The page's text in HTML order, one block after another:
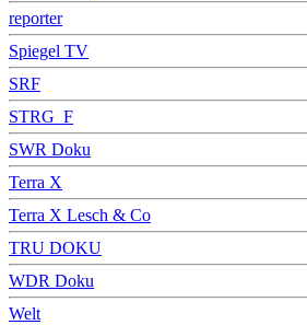
reporter
Spiegel TV
SRF
STRG_F
SWR Doku
Terra X
Terra X Lesch & Co
TRU DOKU
WDR Doku
Welt